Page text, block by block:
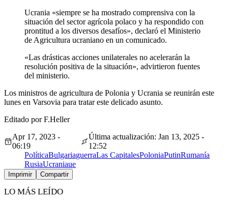
Ucrania «siempre se ha mostrado comprensiva con la
situación del sector agrícola polaco y ha respondido con
prontitud a los diversos desafíos», declaró el Ministerio
de Agricultura ucraniano en un comunicado.
«Las drásticas acciones unilaterales no acelerarán la
resolución positiva de la situación», advirtieron fuentes
del ministerio.
Los ministros de agricultura de Polonia y Ucrania se reunirán este
lunes en Varsovia para tratar este delicado asunto.
Editado por F.Heller
Apr 17, 2023 -
06:19
Última actualización: Jan 13, 2025 -
12:52
PolíticaBulgariaguerraLas CapitalesPoloniaPutinRumanía
RusiaUcraniaue
Imprimir Compartir
LO MÁS LEÍDO